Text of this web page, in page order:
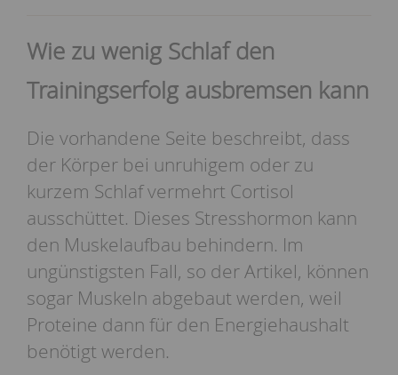
Wie zu wenig Schlaf den
Trainingserfolg ausbremsen kann
Die vorhandene Seite beschreibt, dass
der Körper bei unruhigem oder zu
kurzem Schlaf vermehrt Cortisol
ausschüttet. Dieses Stresshormon kann
den Muskelaufbau behindern. Im
ungünstigsten Fall, so der Artikel, können
sogar Muskeln abgebaut werden, weil
Proteine dann für den Energiehaushalt
benötigt werden.